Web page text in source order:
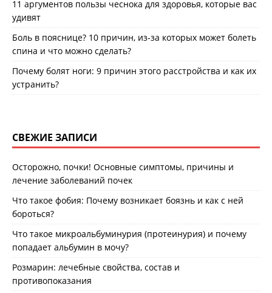
11 аргументов пользы чеснока для здоровья, которые вас
удивят
Боль в пояснице? 10 причин, из-за которых может болеть
спина и что можно сделать?
Почему болят ноги: 9 причин этого расстройства и как их
устранить?
СВЕЖИЕ ЗАПИСИ
Осторожно, почки! Основные симптомы, причины и
лечение заболеваний почек
Что такое фобия: Почему возникает боязнь и как с ней
бороться?
Что такое микроальбуминурия (протеинурия) и почему
попадает альбумин в мочу?
Розмарин: лечебные свойства, состав и
противопоказания